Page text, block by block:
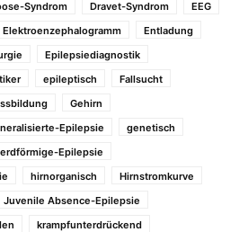
Syndrom Dravet-Syndrom
EEG
Elektroenzephalogramm
Entladung
Epilepsiediagnostik
epileptisch
Fallsucht
Gehirn
Epilepsie
genetisch
Epilepsie
hirnorganisch
Hirnstromkurve
Juvenile Absence-Epilepsie
krampfunterdrückend